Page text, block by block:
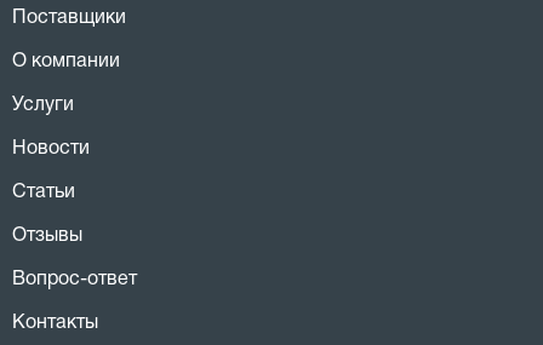
Поставщики
О компании
Услуги
Новости
Статьи
Отзывы
Вопрос-ответ
Контакты